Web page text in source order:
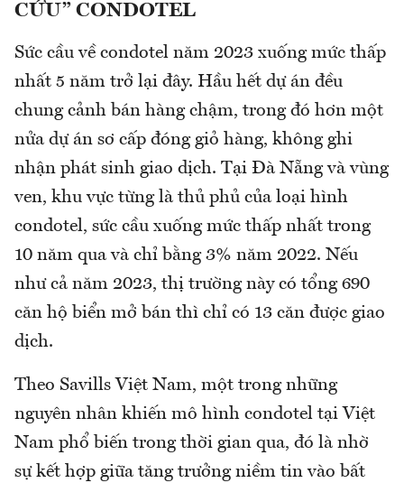
CỨU” CONDOTEL
Sức cầu về condotel năm 2023 xuống mức thấp
nhất 5 năm trở lại đây. Hầu hết dự án đều
chung cảnh bán hàng chậm, trong đó hơn một
nửa dự án sơ cấp đóng giỏ hàng, không ghi
nhận phát sinh giao dịch. Tại Đà Nẵng và vùng
ven, khu vực từng là thủ phủ của loại hình
condotel, sức cầu xuống mức thấp nhất trong
10 năm qua và chỉ bằng 3% năm 2022. Nếu
như cả năm 2023, thị trường này có tổng 690
căn hộ biển mở bán thì chỉ có 13 căn được giao
dịch.
Theo Savills Việt Nam, một trong những
nguyên nhân khiến mô hình condotel tại Việt
Nam phổ biến trong thời gian qua, đó là nhờ
sự kết hợp giữa tăng trưởng niềm tin vào bất